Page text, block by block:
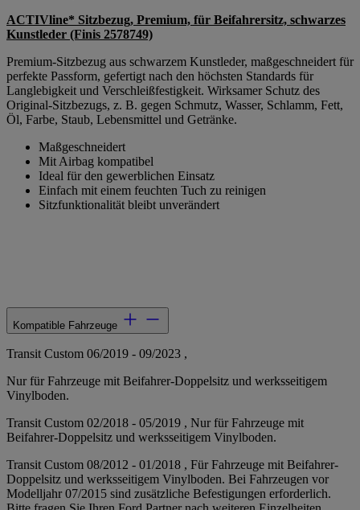
ACTIVline* Sitzbezug, Premium, für Beifahrersitz, schwarzes
Kunstleder (Finis 2578749)
Premium-Sitzbezug aus schwarzem Kunstleder, maßgeschneidert für
perfekte Passform, gefertigt nach den höchsten Standards für
Langlebigkeit und Verschleißfestigkeit. Wirksamer Schutz des
Original-Sitzbezugs, z. B. gegen Schmutz, Wasser, Schlamm, Fett,
Öl, Farbe, Staub, Lebensmittel und Getränke.
Maßgeschneidert
Mit Airbag kompatibel
Ideal für den gewerblichen Einsatz
Einfach mit einem feuchten Tuch zu reinigen
Sitzfunktionalität bleibt unverändert
Kompatible Fahrzeuge
Transit Custom 06/2019 - 09/2023 ,
Nur für Fahrzeuge mit Beifahrer-Doppelsitz und werksseitigem
Vinylboden.
Transit Custom 02/2018 - 05/2019 , Nur für Fahrzeuge mit
Beifahrer-Doppelsitz und werksseitigem Vinylboden.
Transit Custom 08/2012 - 01/2018 , Für Fahrzeuge mit Beifahrer-
Doppelsitz und werksseitigem Vinylboden. Bei Fahrzeugen vor
Modelljahr 07/2015 sind zusätzliche Befestigungen erforderlich.